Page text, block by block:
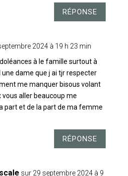
RÉPONSE
2024 à 19 h 23 min
à le famille surtout à
dame que j ai tjr respecter
me manquer bisous volant
vous aller beaucoup me
part et de la part de ma femme
RÉPONSE
sur 29 septembre 2024 à 9